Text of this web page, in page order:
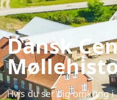
Dansk
Hvis du ser dig omkring